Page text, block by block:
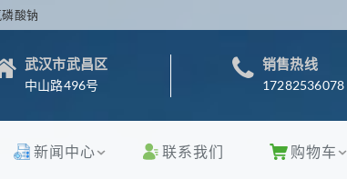
酸钠
武汉市武昌区
中山路496号
销售热线
17282536078
新闻中心 联系我们 购物车